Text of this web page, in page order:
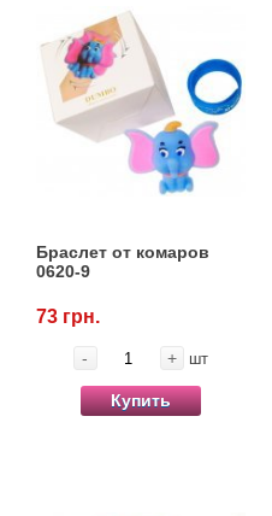
Браслет от комаров
0620-9
73 грн.
- + шт
Купить